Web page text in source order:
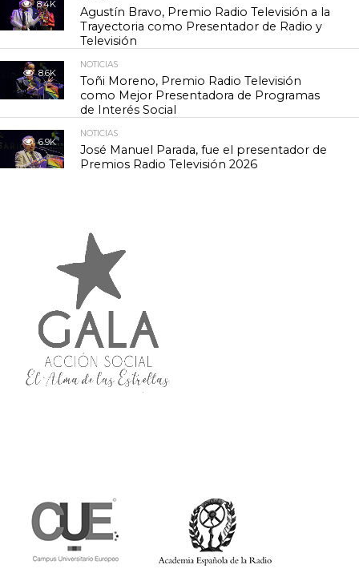
8.4K
Agustín Bravo, Premio Radio Televisión a la
Trayectoria como Presentador de Radio y
Televisión
8.6K
NOTICIAS
Toñi Moreno, Premio Radio Televisión
como Mejor Presentadora de Programas
de Interés Social
6.9K
NOTICIAS
José Manuel Parada, fue el presentador de
Premios Radio Televisión 2026